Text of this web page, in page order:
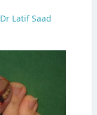
Dr Latif Saad